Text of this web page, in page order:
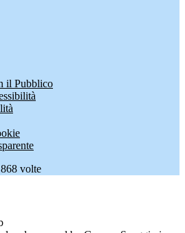
il Pubblico
volte